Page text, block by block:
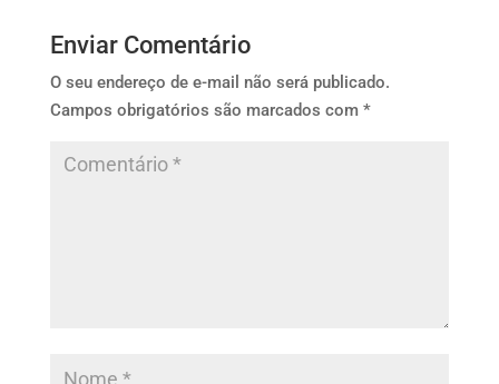
Enviar Comentário
O seu endereço de e-mail não será publicado.
Campos obrigatórios são marcados com *